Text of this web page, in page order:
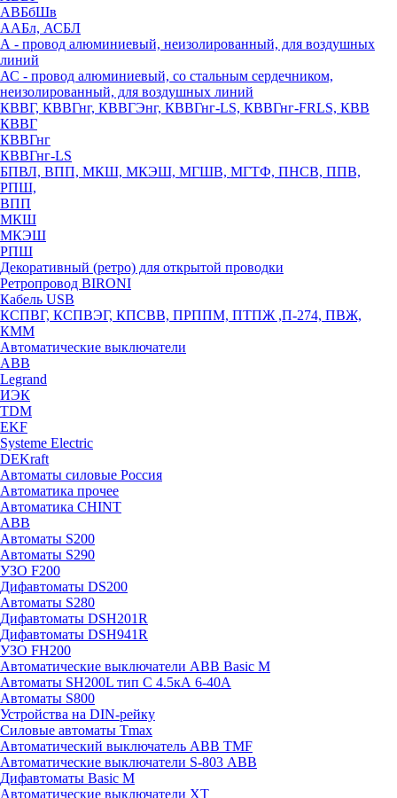
АВБбШв
ААБл, АСБЛ
А - провод алюминиевый, неизолированный, для воздушных
линий
АС - провод алюминиевый, со стальным сердечником,
неизолированный, для воздушных линий
КВВГ, КВВГнг, КВВГЭнг, КВВГнг-LS, КВВГнг-FRLS, КВВ
КВВГ
КВВГнг
КВВГнг-LS
БПВЛ, ВПП, МКШ, МКЭШ, МГШВ, МГТФ, ПНСВ, ППВ,
РПШ,
ВПП
МКШ
МКЭШ
РПШ
Декоративный (ретро) для открытой проводки
Ретропровод BIRONI
Кабель USB
КСПВГ, КСПВЭГ, КПСВВ, ПРППМ, ПТПЖ ,П-274, ПВЖ,
КММ
Автоматические выключатели
ABB
Legrand
ИЭК
TDM
EKF
Systeme Electric
DEKraft
Автоматы силовые Россия
Автоматика прочее
Автоматика CHINT
ABB
Автоматы S200
Автоматы S290
УЗО F200
Дифавтоматы DS200
Автоматы S280
Дифавтоматы DSH201R
Дифавтоматы DSH941R
УЗО FH200
Автоматические выключатели ABB Basic M
Автоматы SH200L тип С 4.5кА 6-40А
Автоматы S800
Устройства на DIN-рейку
Силовые автоматы Tmax
Автоматический выключатель ABB TMF
Автоматические выключатели S-803 АВВ
Дифавтоматы Basic M
Автоматические выключатели XT